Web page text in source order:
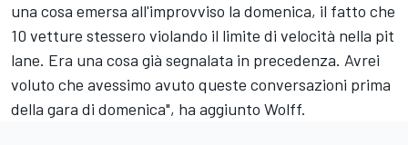
una cosa emersa all'improvviso la domenica, il fatto che
10 vetture stessero violando il limite di velocità nella pit
lane. Era una cosa già segnalata in precedenza. Avrei
voluto che avessimo avuto queste conversazioni prima
della gara di domenica", ha aggiunto Wolff.